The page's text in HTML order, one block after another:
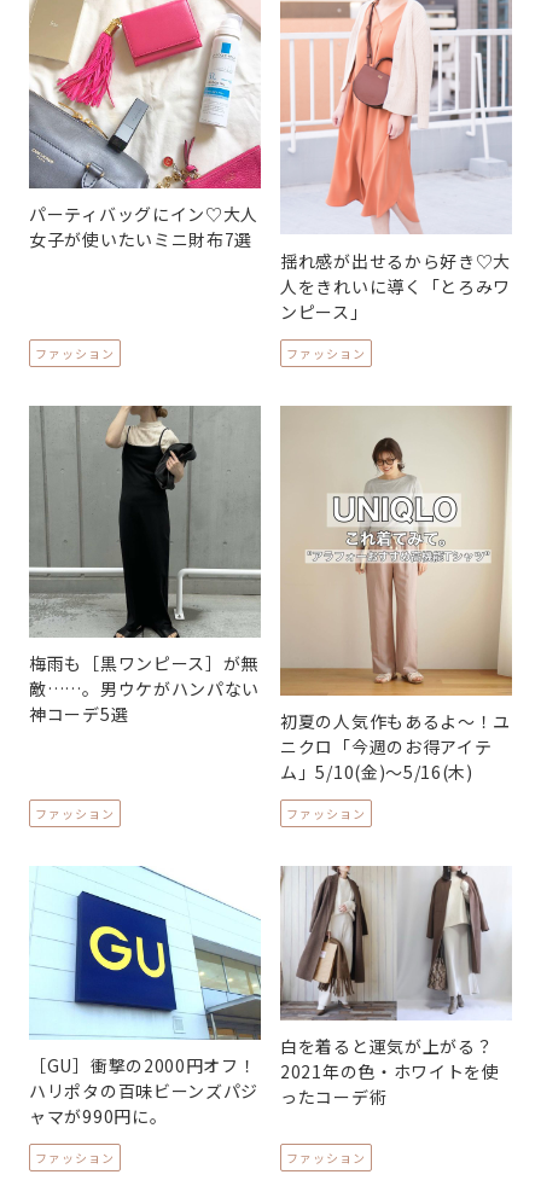
パーティバッグにイン♡大人
女子が使いたいミニ財布7選
ファッション
揺れ感が出せるから好き♡大
人をきれいに導く「とろみワ
ンピース」
ファッション
梅雨も［黒ワンピース］が無
敵……。男ウケがハンパない
神コーデ5選
ファッション
初夏の人気作もあるよ～！ユ
ニクロ「今週のお得アイテ
ム」5/10(金)～5/16(木)
ファッション
［GU］衝撃の2000円オフ！
ハリポタの百味ビーンズパジ
ャマが990円に。
ファッション
白を着ると運気が上がる？
2021年の色・ホワイトを使
ったコーデ術
ファッション